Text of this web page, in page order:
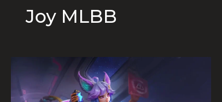
Joy MLBB